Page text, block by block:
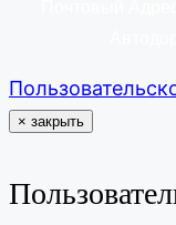
× закрыть